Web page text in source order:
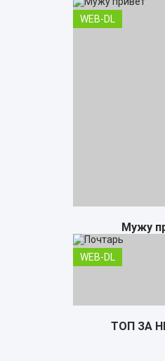
WEB-DL
Мужу
WEB-DL
ТОП ЗА